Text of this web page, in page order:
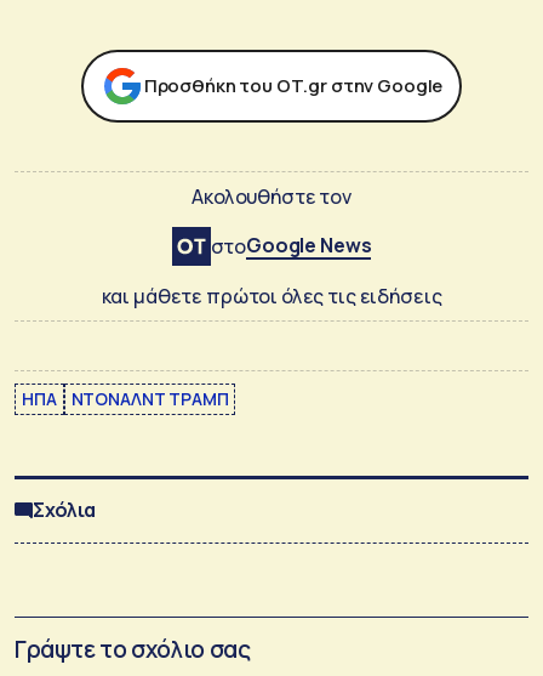
Προσθήκη του ΟΤ.gr στην Google
Ακολουθήστε τον
στοGoogle News
και μάθετε πρώτοι όλες τις ειδήσεις
ΗΠΑ ΝΤΟΝΑΛΝΤ ΤΡΑΜΠ
Σχόλια
Γράψτε το σχόλιο σας